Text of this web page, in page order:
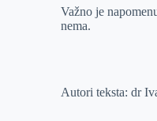
Važno je
nema.
Autori teksta: dr